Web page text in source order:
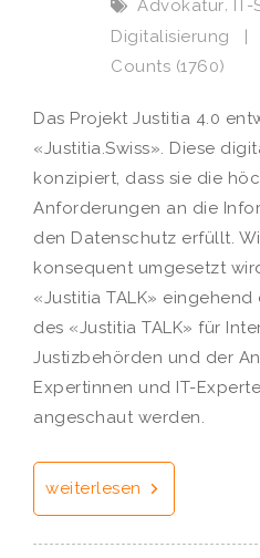
Advokatur,
Digitalisierung
|
Counts (1760)
Das Projekt Justitia 4.0
«Justitia.Swiss». Diese
konzipiert, dass sie die
Anforderungen an die
den Datenschutz erfüllt.
konsequent umgesetzt
«Justitia TALK»
des «Justitia TALK» für
Justizbehörden und der
Expertinnen und IT-
angeschaut werden.
weiterlesen